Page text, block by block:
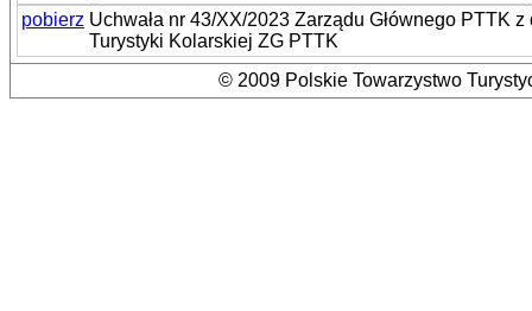
pobierz Uchwała nr 43/XX/2023 Zarządu Głównego PTTK
Turystyki Kolarskiej ZG PTTK
© 2009 Polskie Towarzystwo